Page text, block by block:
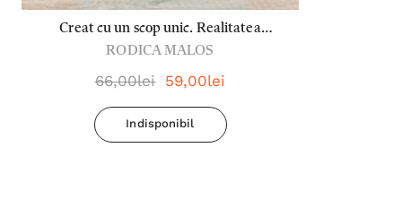
Creat cu un scop unic. Realitatea
Duhului Sfânt, mai presus de știință - Dr.
Rodica Malos
RODICA MALOS
66,00lei 59,00lei
Indisponibil